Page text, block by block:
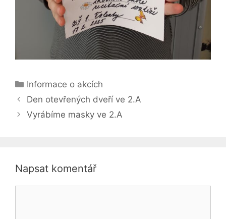
Rubriky
Informace o akcích
Den otevřených dveří ve 2.A
Vyrábíme masky ve 2.A
Napsat komentář